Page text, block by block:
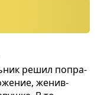
решил попра­
женив­